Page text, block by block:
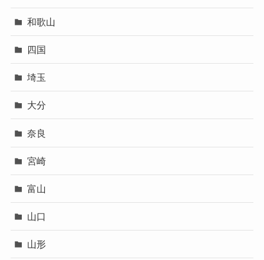
和歌山
四国
埼玉
大分
奈良
宮崎
富山
山口
山形